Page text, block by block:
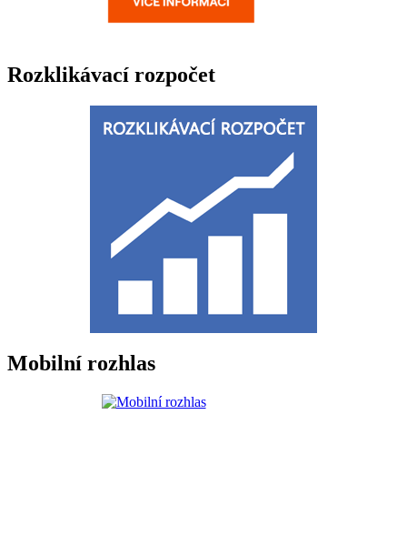
Rozklikávací rozpočet
Mobilní rozhlas